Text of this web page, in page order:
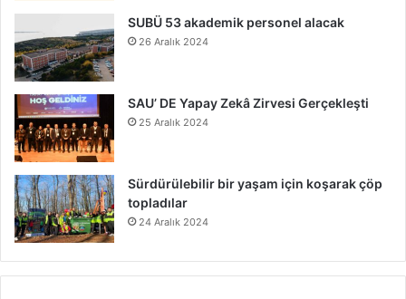
SUBÜ 53 akademik personel alacak
26 Aralık 2024
SAU’ DE Yapay Zekâ Zirvesi Gerçekleşti
25 Aralık 2024
Sürdürülebilir bir yaşam için koşarak çöp
topladılar
24 Aralık 2024